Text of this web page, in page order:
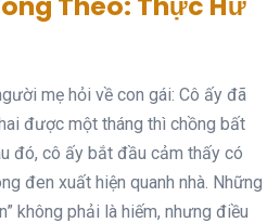
mẹ hỏi về con gái: Cô ấy đã
được một tháng thì chồng bất
đó, cô ấy bắt đầu cảm thấy có
đen xuất hiện quanh nhà. Những
không phải là hiếm, nhưng điều